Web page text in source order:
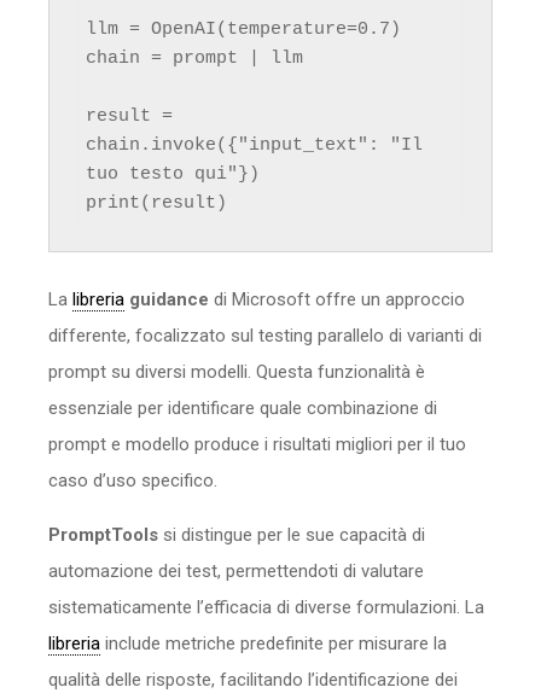
llm = OpenAI(temperature=0.7)
chain = prompt | llm
result =
chain.invoke({"input_text": "Il
tuo testo qui"})
La libreria guidance di Microsoft offre un approccio
differente, focalizzato sul testing parallelo di varianti di
prompt su diversi modelli. Questa funzionalità è
essenziale per identificare quale combinazione di
prompt e modello produce i risultati migliori per il tuo
caso d’uso specifico.
PromptTools si distingue per le sue capacità di
automazione dei test, permettendoti di valutare
sistematicamente l’efficacia di diverse formulazioni. La
libreria include metriche predefinite per misurare la
qualità delle risposte, facilitando l’identificazione dei